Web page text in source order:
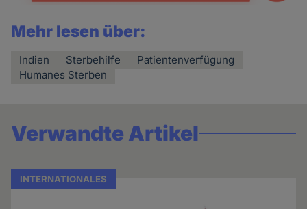
Mehr lesen über:
Indien Sterbehilfe
Patientenverfügung
Humanes Sterben
Verwandte Artikel
INTERNATIONALES